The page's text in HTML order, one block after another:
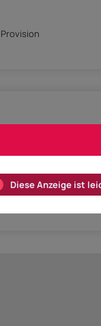
Provision
Verfügbar ab
Diese Anzeige ist